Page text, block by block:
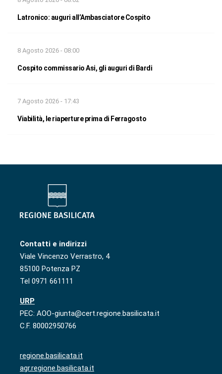
Latronico: auguri all’Ambasciatore Cospito
8 Agosto 2026 - 08:00
Cospito commissario Asi, gli auguri di Bardi
7 Agosto 2026 - 17:43
Viabilità, le riaperture prima di Ferragosto
Contatti e indirizzi
Viale Vincenzo Verrastro, 4
85100 Potenza PZ
Tel 0971 661111
URP
PEC: AOO-giunta@cert.regione.basilicata.it
C.F. 80002950766
regione.basilicata.it
agr.regione.basilicata.it